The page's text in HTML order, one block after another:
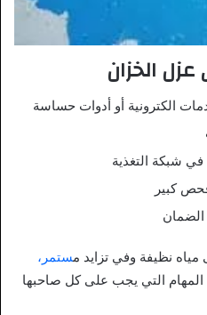
الخزان
الكترونية أو أدوات حساسة
شبكة التغذية
كبير
الضمان
نظيفة وفي تزايد مستمر،
التي يجب على كل صاحبها